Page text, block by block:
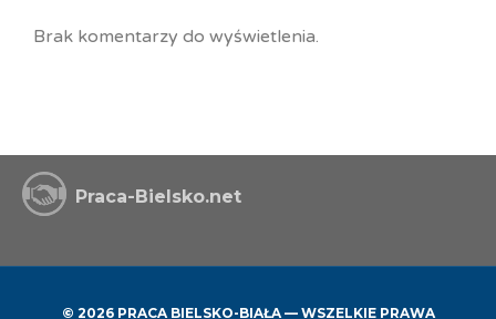
Brak komentarzy do wyświetlenia.
Praca-Bielsko.net
© 2026 PRACA BIELSKO-BIAŁA — WSZELKIE PRAWA